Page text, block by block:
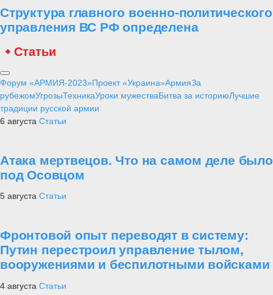
Структура главного военно-политического
управления ВС РФ определена
Статьи
Форум «АРМИЯ-2023»Проект «Украина»АрмияЗа
рубежомУгрозыТехникаУроки мужестваБитва за историюЛучшие
традиции русской армии
6 августа Статьи
Атака мертвецов. Что на самом деле было
под Осовцом
5 августа Статьи
Фронтовой опыт переводят в систему:
Путин перестроил управление тылом,
вооружениями и беспилотными войсками
4 августа Статьи